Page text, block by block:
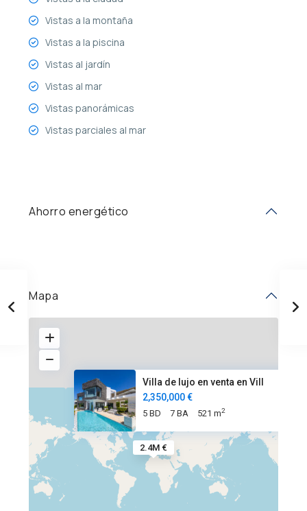
Vistas a la montaña
Vistas a la piscina
Vistas al jardín
Vistas al mar
Vistas panorámicas
Vistas parciales al mar
Ahorro energético
Mapa
2.4M €
Villa de lujo en venta en Vill
2,350,000 €
5 BD 7 BA 521 m2